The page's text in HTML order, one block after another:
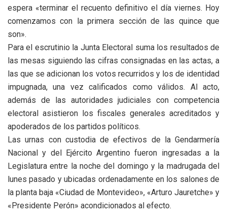
espera «terminar el recuento definitivo el día viernes. Hoy
comenzamos con la primera sección de las quince que
son».
Para el escrutinio la Junta Electoral suma los resultados de
las mesas siguiendo las cifras consignadas en las actas, a
las que se adicionan los votos recurridos y los de identidad
impugnada, una vez calificados como válidos. Al acto,
además de las autoridades judiciales con competencia
electoral asistieron los fiscales generales acreditados y
apoderados de los partidos políticos.
Las urnas con custodia de efectivos de la Gendarmería
Nacional y del Ejército Argentino fueron ingresadas a la
Legislatura entre la noche del domingo y la madrugada del
lunes pasado y ubicadas ordenadamente en los salones de
la planta baja «Ciudad de Montevideo», «Arturo Jauretche» y
«Presidente Perón» acondicionados al efecto.